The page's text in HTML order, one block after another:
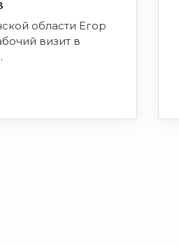
области Егор
визит в